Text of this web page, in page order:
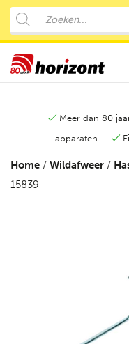
Meer dan 80
apparaten
Home / Wildafweer /
15839